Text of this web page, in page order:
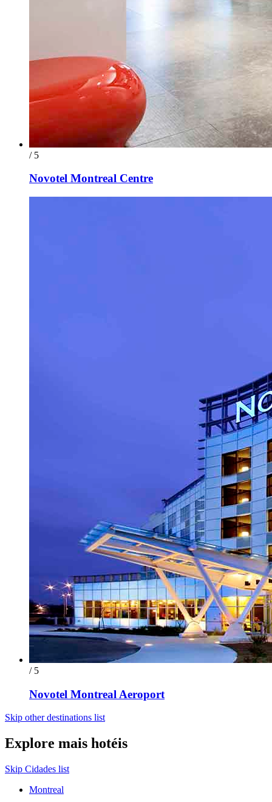
/ 5
Novotel Montreal Centre
/ 5
Novotel Montreal Aeroport
Skip other destinations list
Explore mais hotéis
Skip Cidades list
Montreal